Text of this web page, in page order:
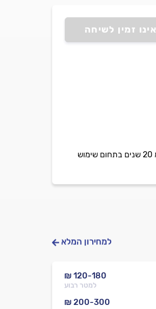
אינו זמין לשיחה
שובל יזמות בהנהלת שובל עזאני מתמחה בייעוץ ותיכנון בניית פרגולות מעץ ומאלומיניום ע'י צוות אדיב מקצועי ומנוסה למעלה מ 20 שנים בתחום שימוש
למחירון המלא
₪ 120-180
למטר רבוע
₪ 200-300